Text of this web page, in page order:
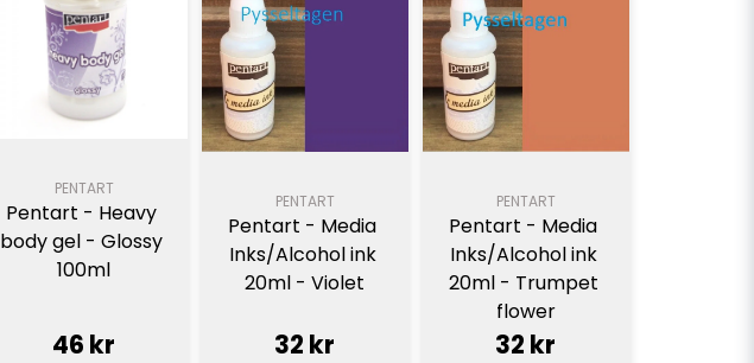
PENTART
Pentart - Heavy
body gel - Glossy
100ml
46 kr
PENTART
Pentart - Media
Inks/Alcohol ink
20ml - Violet
32 kr
PENTART
Pentart - Media
Inks/Alcohol ink
20ml - Trumpet
flower
32 kr